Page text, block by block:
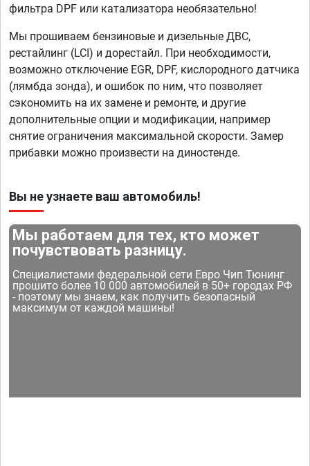
фильтра DPF или катализатора необязательно!
Мы прошиваем бензиновые и дизельные ДВС,
рестайлинг (LCI) и дорестайл. При необходимости,
возможно отключение EGR, DPF, кислородного датчика
(лямбда зонда), и ошибок по ним, что позволяет
сэкономить на их замене и ремонте, и другие
дополнительные опции и модификации, например
снятие ограничения максимальной скорости. Замер
прибавки можно произвести на диностенде.
Вы не узнаете ваш автомобиль!
Мы работаем для тех, кто может
почувствовать разницу.
Специалистами федеральной сети Евро Чип Тюнинг
прошито более 10 000 автомобилей в 50+ городах РФ
- поэтому мы знаем, как получить безопасный
максимум от каждой машины!